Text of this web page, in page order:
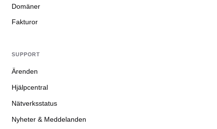
Domäner
Fakturor
SUPPORT
Ärenden
Hjälpcentral
Nätverksstatus
Nyheter & Meddelanden